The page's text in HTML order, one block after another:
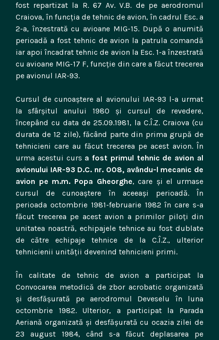
fost repartizat la R. 67 Av. V.B. de pe aerodromul
Craiova, în funcţia de tehnic de avion, în cadrul Esc. a
2-a, înzestrată cu avioane MIG-15. După o anumită
perioadă a fost tehnic de avion la patrula comandă
iar apoi încadrat tehnic de avion la Esc. 1-a înzestrată
cu avioane MIG-17 F, funcţie din care a făcut trecerea
pe avionul IAR-93.
Cursul de cunoaştere al avionului IAR-93 l-a urmat
la sfârşitul anului 1980 şi cursul de revedere,
începând cu data de 25.09.1981, la C.Î.Z. Craiova (cu
durata de 12 zile), făcând parte din prima grupă de
tehnicieni care au făcut trecerea pe acest avion. În
urma acestui curs a fost primul tehnic de avion al
avionului IAR-93 D.C. nr. 008, avându-l mecanic de
avion pe m.m. Popa Gheorghe, care şi el urmase
cursul de cunoaştere în aceeaşi perioadă. În
perioada octombrie 1981-februarie 1982 în care s-a
făcut trecerea pe acest avion a primilor piloţi din
unitatea noastră, echipajele tehnice au fost dublate
de către echipaje tehnice de la C.Î.Z., ulterior
tehnicienii unităţii devenind tehnicieni primi.
În calitate de tehnic de avion a participat la
Convocarea metodică de zbor acrobatic organizată
şi desfăşurată pe aerodromul Deveselu în luna
octombrie 1982. Ulterior, a participat la Parada
Aeriană organizată şi desfăşurată cu ocazia zilei de
23 august 1984, când s-a făcut deplasarea pe